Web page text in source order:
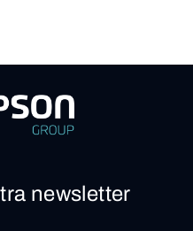
newsletter